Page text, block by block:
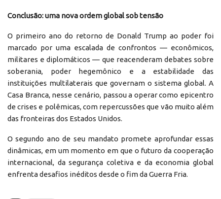
Conclusão: uma nova ordem global sob tensão
O primeiro ano do retorno de Donald Trump ao poder foi
marcado por uma escalada de confrontos — econômicos,
militares e diplomáticos — que reacenderam debates sobre
soberania, poder hegemônico e a estabilidade das
instituições multilaterais que governam o sistema global. A
Casa Branca, nesse cenário, passou a operar como epicentro
de crises e polêmicas, com repercussões que vão muito além
das fronteiras dos Estados Unidos.
O segundo ano de seu mandato promete aprofundar essas
dinâmicas, em um momento em que o futuro da cooperação
internacional, da segurança coletiva e da economia global
enfrenta desafios inéditos desde o fim da Guerra Fria.